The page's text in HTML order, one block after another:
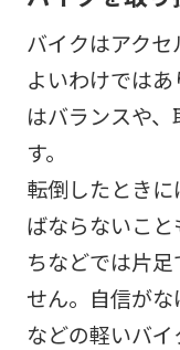
バイクはアク
よいわけでは
はバランスや
す。
転倒したとき
ばならないこ
ちなどでは片
せん。自信が
などの軽いバ